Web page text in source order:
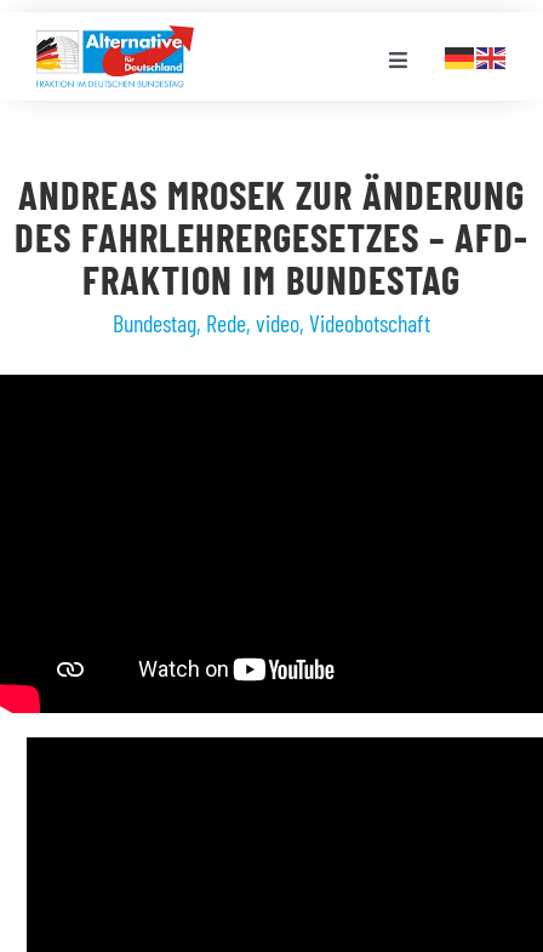
Inhalt
springen
Toggle
LANDESGRUPPEN
VERANSTALTUNGEN
PRESSE
ANDREAS MROSEK ZUR ÄNDERUNG
DES FAHRLEHRERGESETZES – AFD-
FRAKTION IM BUNDESTAG
Bundestag, Rede, video, Videobotschaft